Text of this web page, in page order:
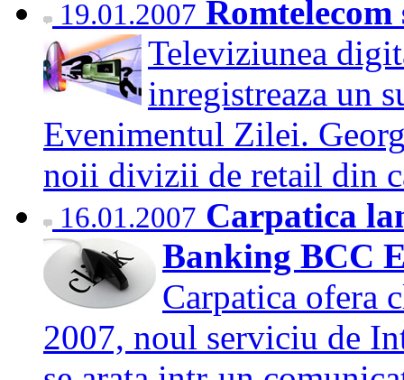
19.01.2007
Televiziunea
inregistreaza un
Evenimentul Zilei.
noii divizii de retail din
16.01.2007 Carpatica
Banking BCC
Carpatica ofera
2007, noul serviciu de